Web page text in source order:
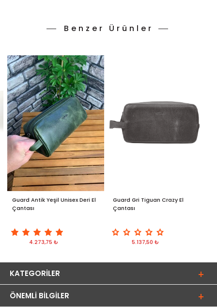
Benzer Ürünler
Guard Antik Yeşil Unisex Deri El
Çantası
4.273,75 ₺
Guard Gri Tiguan Crazy El
Çantası
5.137,50 ₺
KATEGORILER
ÖNEMLI BILGILER